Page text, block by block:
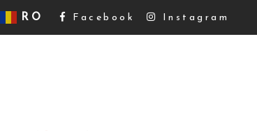
RO Facebook Instagram